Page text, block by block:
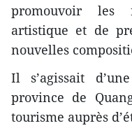
promouvoir les
artistique et de
nouvelles
Il s’agissait
province de
tourisme auprès